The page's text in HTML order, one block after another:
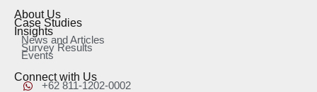
About Us
Case Studies
Insights
News and Articles
Survey Results
Events
Connect with Us
+62 811-1202-0002